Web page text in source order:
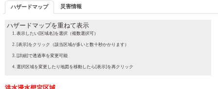
ハザードマップ 災害情報
ハザードマップを重ねて表示
表示したい[区域名]を選択（複数選択可）
[表示]をクリック（該当区域が多いと数十秒かかります）
[詳細]で透過率を変更可能
選択区域を変更したり地図を移動したら[表示]を再クリック